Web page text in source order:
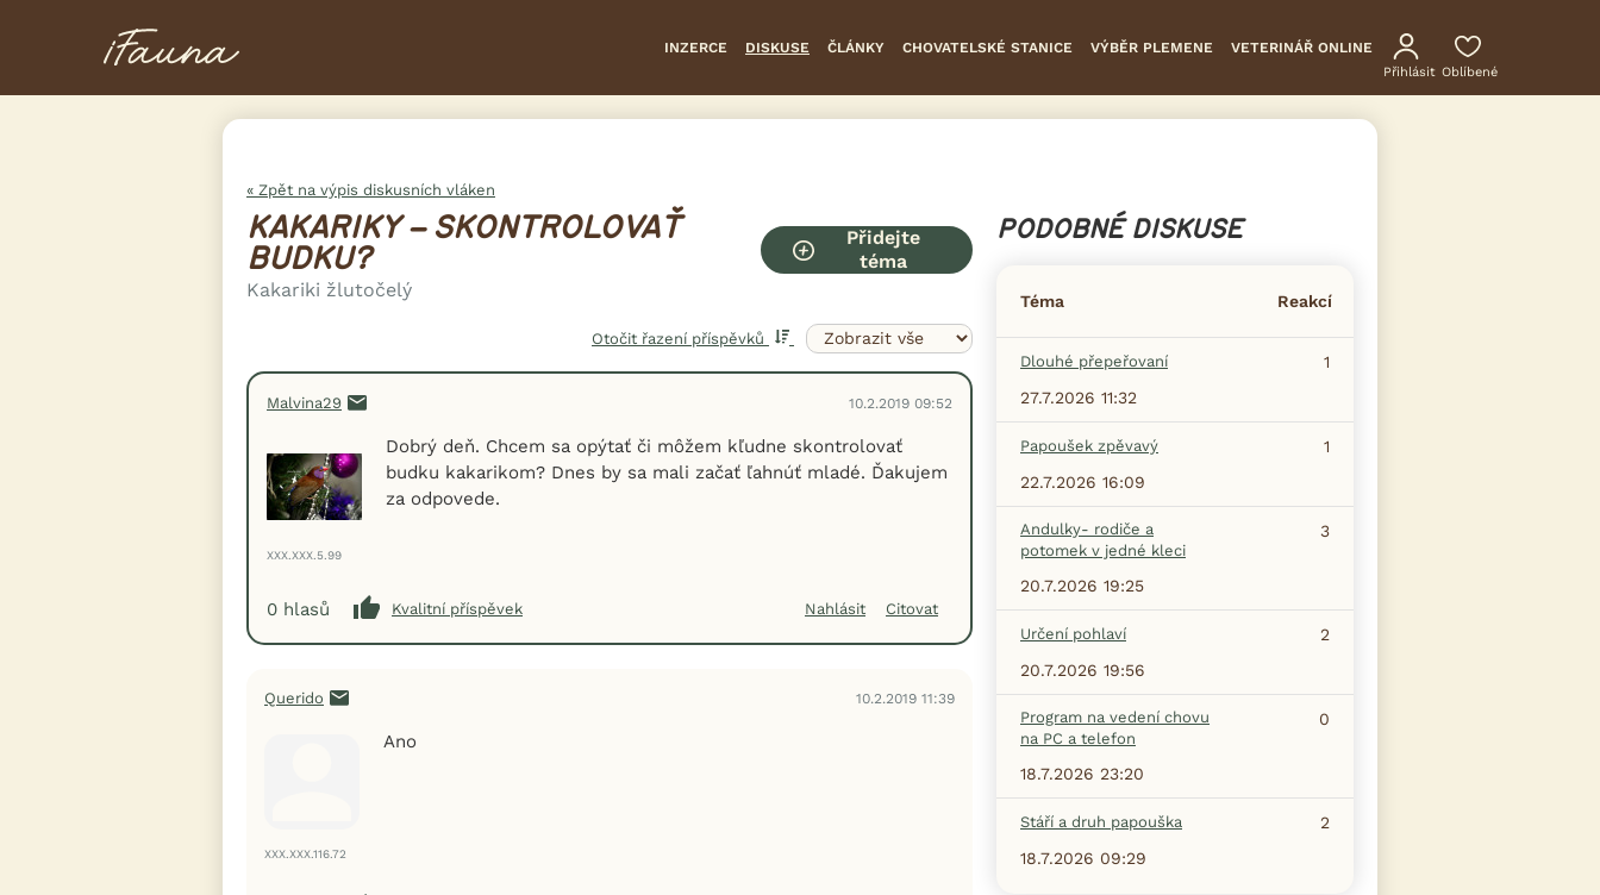
INZERCE DISKUSE ČLÁNKY CHOVATELSKÉ STANICE VÝBĚR PLEMENE VETERINÁŘ ONLINE
Přihlásit Oblíbené
« Zpět na výpis diskusních vláken
KAKARIKY – SKONTROLOVAŤ
BUDKU?
Kakariki žlutočelý
Přidejte
téma
Otočit řazení příspěvků
Malvina29 10.2.2019 09:52
XXX.XXX.5.99
Dobrý deň. Chcem sa opýtať či môžem kľudne skontrolovať
budku kakarikom? Dnes by sa mali začať ľahnúť mladé. Ďakujem
za odpovede.
0 hlasů Kvalitní příspěvek Nahlásit Citovat
Querido 10.2.2019 11:39
XXX.XXX.116.72
Ano
PODOBNÉ DISKUSE
Téma Reakcí
Dlouhé přepeřovaní
1
27.7.2026 11:32
Papoušek zpěvavý
1
22.7.2026 16:09
Andulky- rodiče a
potomek v jedné kleci
3
20.7.2026 19:25
Určení pohlaví
2
20.7.2026 19:56
Program na vedení chovu
na PC a telefon
0
18.7.2026 23:20
Stáří a druh papouška
2
18.7.2026 09:29